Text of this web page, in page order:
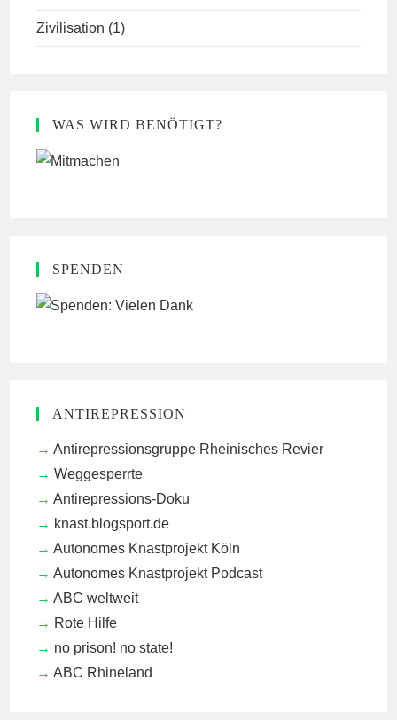
Zivilisation (1)
WAS WIRD BENÖTIGT?
SPENDEN
ANTIREPRESSION
Antirepressionsgruppe Rheinisches Revier
Weggesperrte
Antirepressions-Doku
knast.blogsport.de
Autonomes Knastprojekt Köln
Autonomes Knastprojekt Podcast
ABC weltweit
Rote Hilfe
no prison! no state!
ABC Rhineland